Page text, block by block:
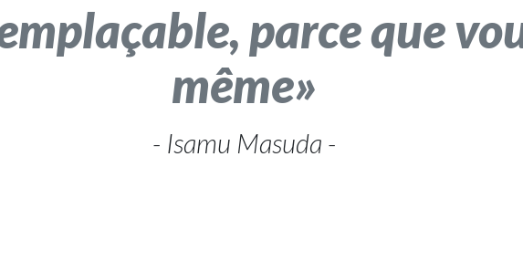
parce que
même
- Isamu Masuda -